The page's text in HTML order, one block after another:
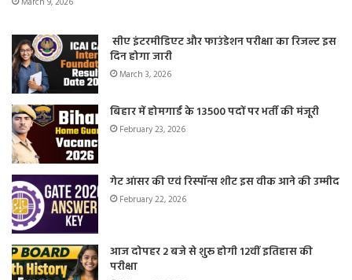
सीए इंटरमीडिएट और फाउंडेशन परीक्षा का रिजल्ट इस
दिन होगा जारी
March 3, 2026
बिहार में होमगार्ड के 13500 पदों पर भर्ती की मंजूरी
February 23, 2026
गेट आंसर की एवं रिस्पॉन्स शीट इस वीक आने की उम्मीद
February 22, 2026
आज दोपहर 2 बजे से शुरू होगी 12वीं इतिहास की
परीक्षा